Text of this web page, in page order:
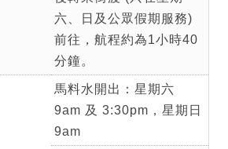
六、日及公眾假期服務)
前往，航程約為1小時40
分鐘。
馬料水開出：星期六
9am 及 3:30pm，星期日
9am